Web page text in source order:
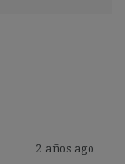
2 años ago